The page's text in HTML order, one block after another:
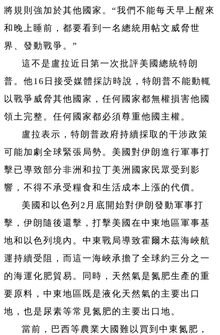
將規則強加於其他國家。“我們不能每天早上醒來
和晚上睡前，都要看到一名總統用帖文威脅世
界、發動戰爭。”
這不是盧拉近日第一次批評美國總統特朗
普。他16日接受媒體採訪時說，特朗普不能動輒
以戰爭威脅其他國家，任何國家都無權損害他國
領土完整。任何國家都必須尊重他國主權。
盧拉表示，特朗普政府持續採取的干涉政策
可能加劇全球緊張局勢。美國對伊朗進行軍事打
擊已導致部分非洲和拉丁美洲國家民眾受到影
響，不得不承受糧食和生活成本上漲的代價。
美國和以色列2月底開始對伊朗發動軍事打
擊，伊朗隨後還擊，打擊美國在中東地區軍事基
地和以色列境內。中東戰局導致霍爾木茲海峽航
運持續受阻，而這一海峽承擔了全球約三分之一
的海運化肥貿易。同時，天然氣是氮肥生產的重
要原料，中東地區既是液化天然氣的主要出口
地，也是尿素等常見氮肥的主要出口地。
當前，巴西等農業大國難以買到中東氮肥，